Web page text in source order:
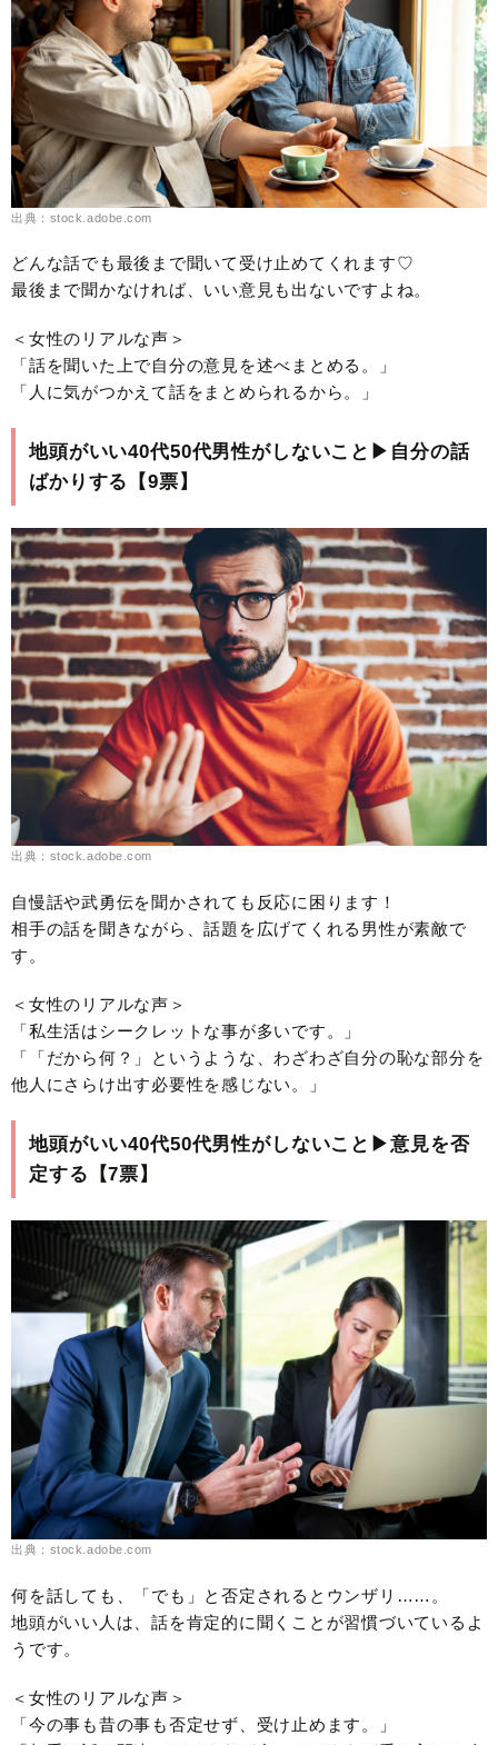
出典：stock.adobe.com
どんな話でも最後まで聞いて受け止めてくれます♡
最後まで聞かなければ、いい意見も出ないですよね。
＜女性のリアルな声＞
「話を聞いた上で自分の意見を述べまとめる。」
「人に気がつかえて話をまとめられるから。」
地頭がいい40代50代男性がしないこと▶︎自分の話
ばかりする【9票】
出典：stock.adobe.com
自慢話や武勇伝を聞かされても反応に困ります！
相手の話を聞きながら、話題を広げてくれる男性が素敵で
す。
＜女性のリアルな声＞
「私生活はシークレットな事が多いです。」
「「だから何？」というような、わざわざ自分の恥な部分を
他人にさらけ出す必要性を感じない。」
地頭がいい40代50代男性がしないこと▶︎意見を否
定する【7票】
出典：stock.adobe.com
何を話しても、「でも」と否定されるとウンザリ……。
地頭がいい人は、話を肯定的に聞くことが習慣づいているよ
うです。
＜女性のリアルな声＞
「今の事も昔の事も否定せず、受け止めます。」